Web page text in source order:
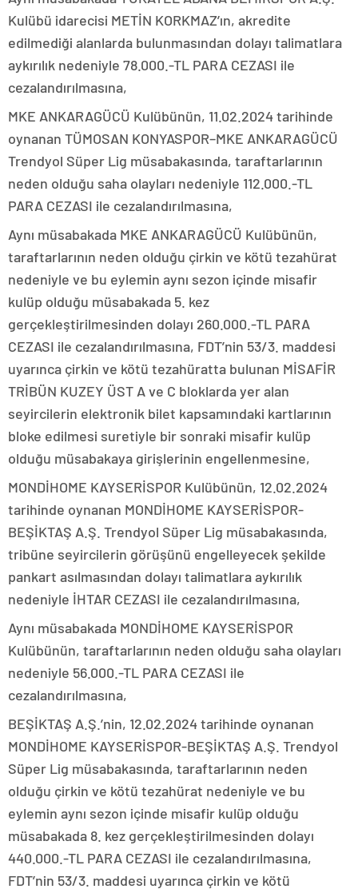
Kulübü idarecisi METİN KORKMAZ’ın, akredite
edilmediği alanlarda bulunmasından dolayı talimatlara
aykırılık nedeniyle 78.000.-TL PARA CEZASI ile
cezalandırılmasına,
MKE ANKARAGÜCÜ Kulübünün, 11.02.2024 tarihinde
oynanan TÜMOSAN KONYASPOR–MKE ANKARAGÜCÜ
Trendyol Süper Lig müsabakasında, taraftarlarının
neden olduğu saha olayları nedeniyle 112.000.-TL
PARA CEZASI ile cezalandırılmasına,
Aynı müsabakada MKE ANKARAGÜCÜ Kulübünün,
taraftarlarının neden olduğu çirkin ve kötü tezahürat
nedeniyle ve bu eylemin aynı sezon içinde misafir
kulüp olduğu müsabakada 5. kez
gerçekleştirilmesinden dolayı 260.000.-TL PARA
CEZASI ile cezalandırılmasına, FDT’nin 53/3. maddesi
uyarınca çirkin ve kötü tezahüratta bulunan MİSAFİR
TRİBÜN KUZEY ÜST A ve C bloklarda yer alan
seyircilerin elektronik bilet kapsamındaki kartlarının
bloke edilmesi suretiyle bir sonraki misafir kulüp
olduğu müsabakaya girişlerinin engellenmesine,
MONDİHOME KAYSERİSPOR Kulübünün, 12.02.2024
tarihinde oynanan MONDİHOME KAYSERİSPOR-
BEŞİKTAŞ A.Ş. Trendyol Süper Lig müsabakasında,
tribüne seyircilerin görüşünü engelleyecek şekilde
pankart asılmasından dolayı talimatlara aykırılık
nedeniyle İHTAR CEZASI ile cezalandırılmasına,
Aynı müsabakada MONDİHOME KAYSERİSPOR
Kulübünün, taraftarlarının neden olduğu saha olayları
nedeniyle 56.000.-TL PARA CEZASI ile
cezalandırılmasına,
BEŞİKTAŞ A.Ş.’nin, 12.02.2024 tarihinde oynanan
MONDİHOME KAYSERİSPOR-BEŞİKTAŞ A.Ş. Trendyol
Süper Lig müsabakasında, taraftarlarının neden
olduğu çirkin ve kötü tezahürat nedeniyle ve bu
eylemin aynı sezon içinde misafir kulüp olduğu
müsabakada 8. kez gerçekleştirilmesinden dolayı
440.000.-TL PARA CEZASI ile cezalandırılmasına,
FDT’nin 53/3. maddesi uyarınca çirkin ve kötü